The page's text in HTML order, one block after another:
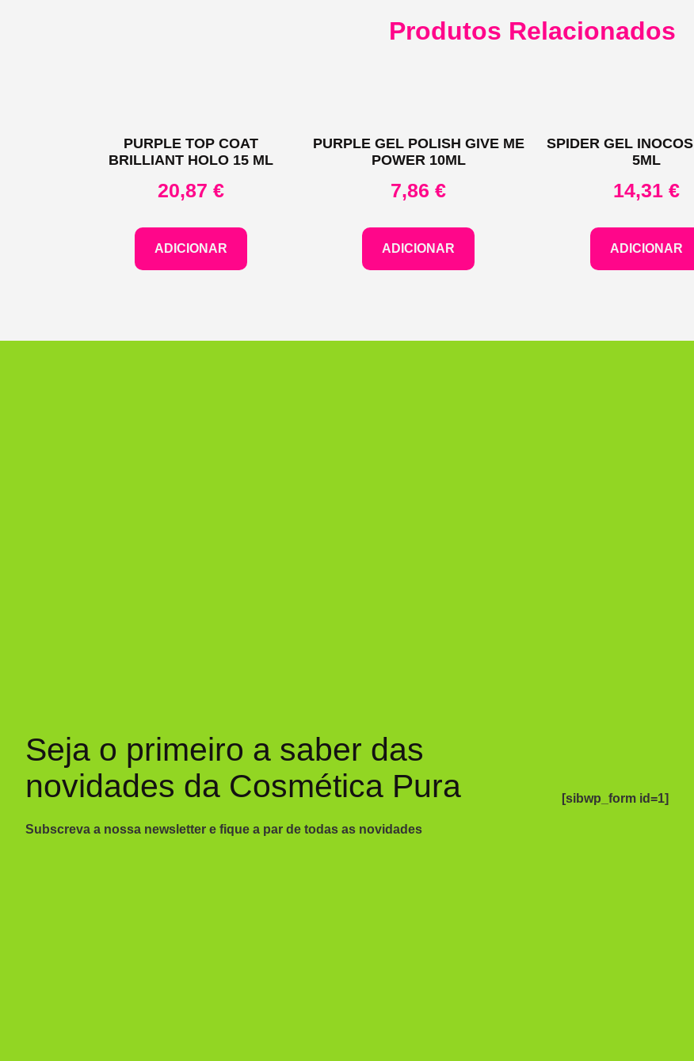
Produtos Relacionados
PURPLE TOP COAT
BRILLIANT HOLO 15 ML
20,87€
ADICIONAR
PURPLE GEL POLISH GIVE ME
POWER 10ML
7,86€
ADICIONAR
SPIDER GEL
5ML
14,31 €
ADICIONAR
Seja o primeiro a saber das
novidades da Cosmética Pura
Subscreva a nossa newsletter e fique a par de todas as novidades
[sibwp_form id=1]